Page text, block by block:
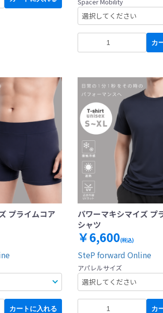
カ
プライムコア
カートに入れる
パワーマキシマイズ プ
シャツ
￥6,600(税込)
SteP forward Online
アパレルサイズ
カ